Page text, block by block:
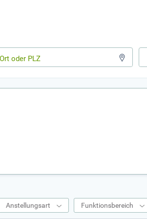
Anstellungsart Funktionsbereich